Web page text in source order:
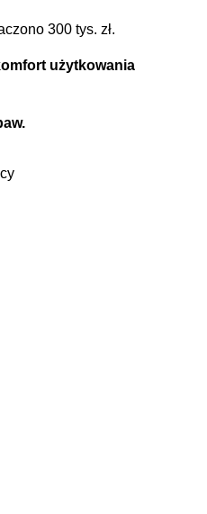
300 tys. zł.
użytkowania